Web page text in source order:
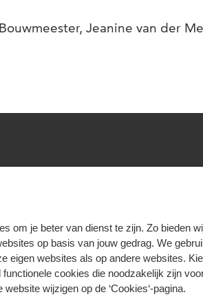
om je beter van dienst te zijn. Zo bieden
op basis van jouw gedrag. We
eigen websites als op andere websites.
functionele cookies die noodzakelijk zijn
website wijzigen op de ‘Cookies‘-pagina.
Jeanine van der
SAMEN